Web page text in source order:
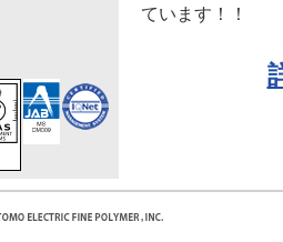
ています！！